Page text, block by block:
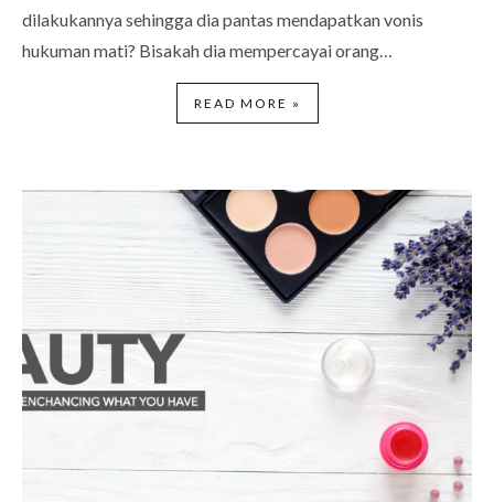
dilakukannya sehingga dia pantas mendapatkan vonis
hukuman mati? Bisakah dia mempercayai orang…
READ MORE »